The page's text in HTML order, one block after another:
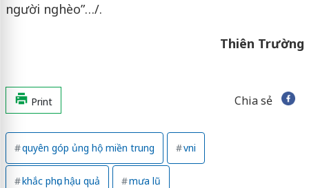
người nghèo”…/.
Thiên Trường
Print Chia sẻ
quyên góp ủng hộ miền trung vni
khắc phục hậu quả mưa lũ